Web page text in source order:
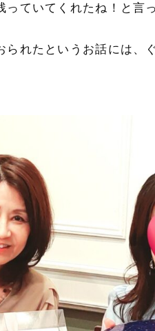
っていてくれたね！と言
れたというお話には、